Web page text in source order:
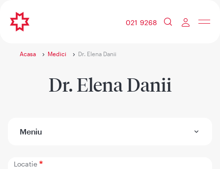
021 9268
Acasa Medici Dr. Elena Danii
Dr. Elena Danii
Meniu
Locatie